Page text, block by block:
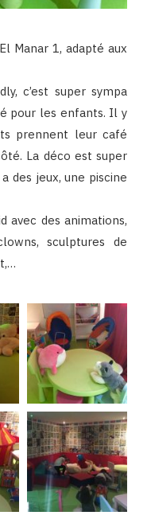
Manar 1, adapté aux
c’est super sympa
pour les enfants. Il y
prennent leur café
La déco est super
des jeux, une piscine
avec des animations,
sculptures de